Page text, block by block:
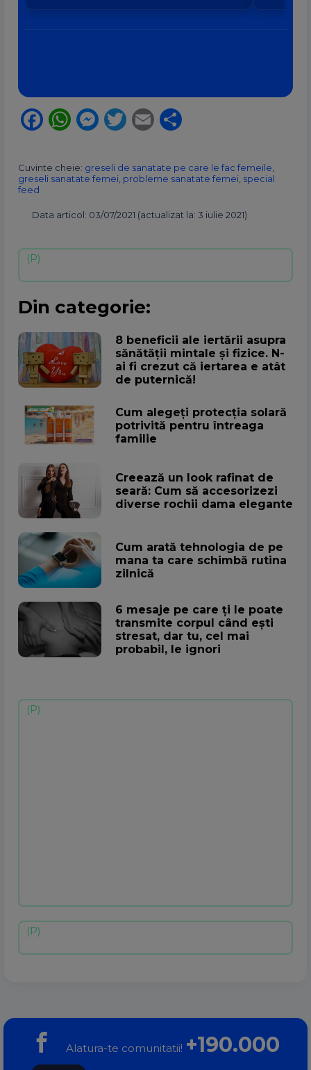
Facebook
WhatsApp
Messenger
Twitter
Email
Cuvinte cheie: greseli de sanatate pe care le fac femeile
greseli sanatate femei probleme sanatate femei special
feed
Data articol: 03/07/2021 (actualizat la: 3 iulie 2021)
Din categorie:
8 beneficii ale iertării asupra
sănătății mintale și fizice. N-
ai fi crezut că iertarea e atât
de puternică!
Cum alegeţi protecţia solară
potrivită pentru întreaga
familie
Creează un look rafinat de
seară: Cum să accesorizezi
diverse rochii dama elegante
Cum arată tehnologia de pe
mana ta care schimbă rutina
zilnică
6 mesaje pe care ți le poate
transmite corpul când ești
stresat, dar tu, cel mai
probabil, le ignori
Alatura-te comunitatii! +190.000